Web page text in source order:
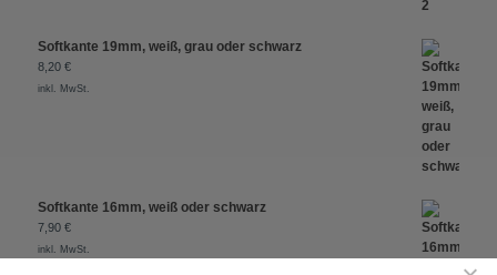
Softkante 19mm, weiß, grau oder schwarz
8,20 €
inkl. MwSt.
Softkante 16mm, weiß oder schwarz
7,90 €
inkl. MwSt.